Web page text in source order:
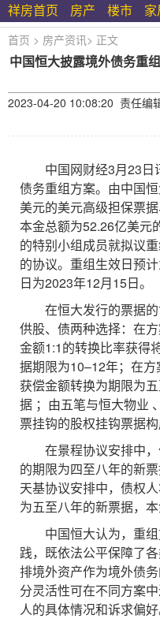
祥房首页 房产 楼市 家
首页 > 房产资讯> 正文
中国恒大披露境外债务重
2023-04-20 10:08:20 责任编
中国网财经3月23日
债务重组方案。由中国
美元的美元高级担保票
本金总额为52.26亿美元
的特别小组成员就拟议
的协议。重组生效日预
日为2023年12月15日。
在恒大发行的票据的
供股、债两种选择：在
金额1:1的转换比率获得
据期限为10–12年；在
获偿金额转换为期限为
据 ；由五笔与恒大物业
票挂钩的股权挂钩票据
在景程协议安排中，
的期限为四至八年的新
天基协议安排中，债权
为五至八年的新票据，本
中国恒大认为，重组
践，既依法公平保障了
排境外资产作为境外债
分灵活性可在不同方案
人的具体情况和诉求偏好